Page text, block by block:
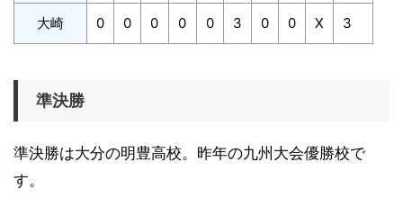
大崎 0 0 0 0 0 3 0 0 X 3
準決勝
準決勝は大分の明豊高校。昨年の九州大会優勝校で
す。